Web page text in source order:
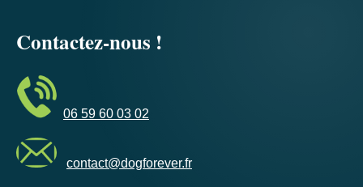
Contactez-nous !
06 59 60 03 02
contact@dogforever.fr